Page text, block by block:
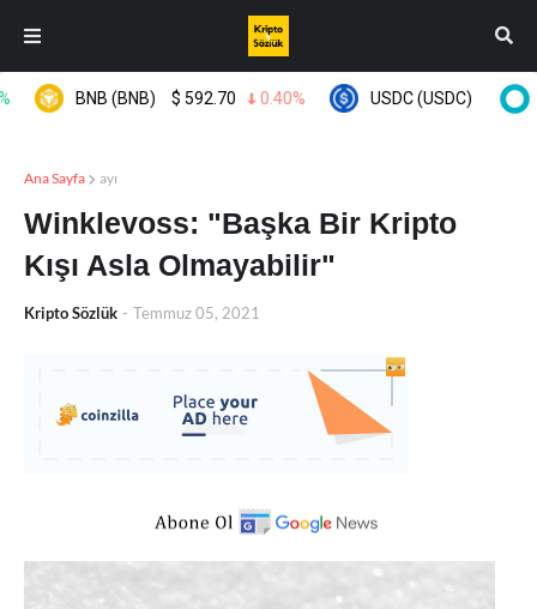
BNB (BNB) $592.70 0.40% USDC (USDC) $
Ana Sayfa ayı
Winklevoss: "Başka Bir Kripto
Kışı Asla Olmayabilir"
Kripto Sözlük - Temmuz 05, 2021